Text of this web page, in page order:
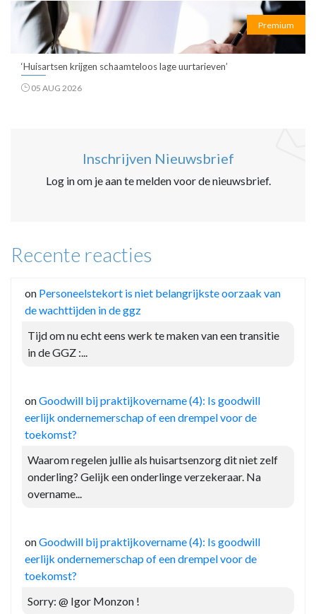
Premium
‘Huisartsen krijgen schaamteloos lage uurtarieven’
05 AUG 2026
Inschrijven Nieuwsbrief
Log in om je aan te melden voor de nieuwsbrief.
Recente reacties
on Personeelstekort is niet belangrijkste oorzaak van
de wachttijden in de ggz
Tijd om nu echt eens werk te maken van een transitie
in de GGZ :...
onGoodwill bij praktijkovername (4): Is goodwill
eerlijk ondernemerschap of een drempel voor de
toekomst?
Waarom regelen jullie als huisartsenzorg dit niet zelf
onderling? Gelijk een onderlinge verzekeraar. Na
overname...
onGoodwill bij praktijkovername (4): Is goodwill
eerlijk ondernemerschap of een drempel voor de
toekomst?
Sorry: @ Igor Monzon !